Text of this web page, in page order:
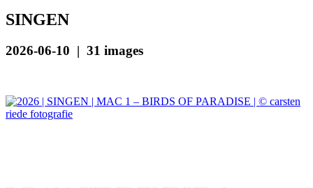
SINGEN
2026-06-10 | 31 images